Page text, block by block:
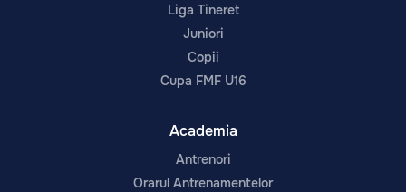
Liga Tineret
Juniori
Copii
Cupa FMF U16
Academia
Antrenori
Orarul Antrenamentelor